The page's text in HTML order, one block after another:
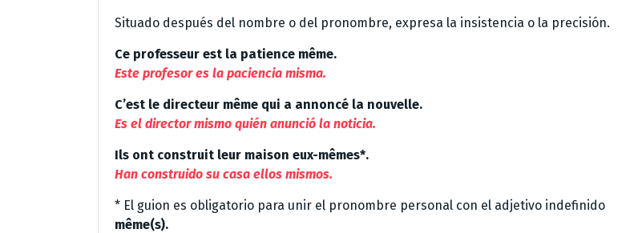
Situado después del nombre o del pronombre, expresa la insistencia o la precisión.
Ce professeur est la patience même.
Este profesor es la paciencia misma.
C’est le directeur même qui a annoncé la nouvelle.
Es el director mismo quién anunció la noticia.
Ils ont construit leur maison eux-mêmes*.
Han construido su casa ellos mismos.
* El guion es obligatorio para unir el pronombre personal con el adjetivo indefinido
même(s).